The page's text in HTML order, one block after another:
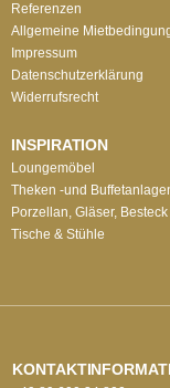
Referenzen
Allgemeine
Impressum
Datenschutzerklärung
Widerrufsrecht
INSPIRATION
Loungemöbel
Theken -und
Porzellan, Gläser, Besteck
Tische & Stühle